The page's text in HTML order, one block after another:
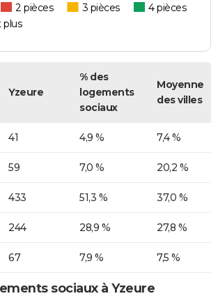
2 pièces 3 pièces
4 pièces
plus
Yzeure
% des
logements
sociaux
Moyenne
des villes
41 4,9 % 7,4 %
59 7,0 % 20,2 %
433 51,3 % 37,0 %
244 28,9 % 27,8 %
67 7,9 % 7,5 %
sociaux à Yzeure